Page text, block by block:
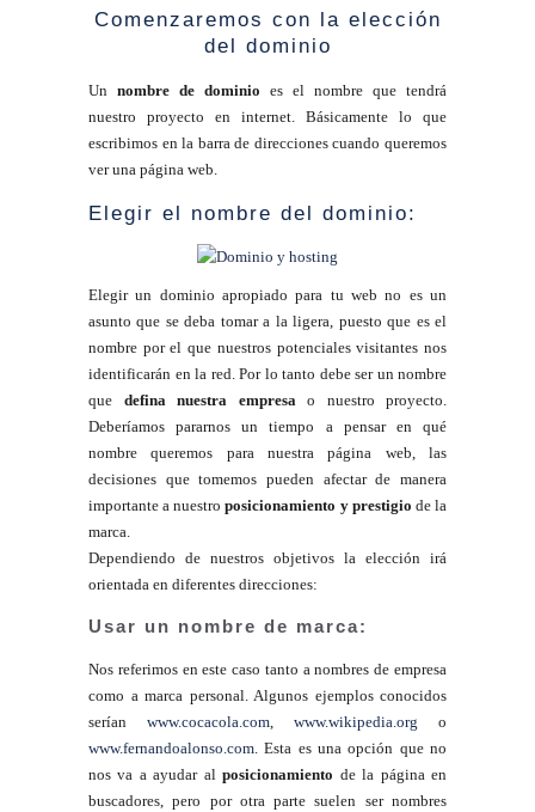
Comenzaremos con la elección
del dominio
Un nombre de dominio es el nombre que tendrá
nuestro proyecto en internet. Básicamente lo que
escribimos en la barra de direcciones cuando queremos
ver una página web.
Elegir el nombre del dominio:
Elegir un dominio apropiado para tu web no es un
asunto que se deba tomar a la ligera, puesto que es el
nombre por el que nuestros potenciales visitantes nos
identificarán en la red. Por lo tanto debe ser un nombre
que defina nuestra empresao nuestro proyecto.
Deberíamos pararnos un tiempo a pensar en qué
nombre queremos para nuestra página web, las
decisiones que tomemos pueden afectar de manera
importante a nuestroposicionamiento y prestigio de la
marca.
Dependiendo de nuestros objetivos la elección irá
orientada en diferentes direcciones:
Usar un nombre de marca:
Nos referimos en este caso tanto a nombres de empresa
como a marca personal. Algunos ejemplos conocidos
serían www.cocacola.com, www.wikipedia.org o
www.fernandoalonso.com. Esta es una opción que no
nos va a ayudar alposicionamiento de la página en
buscadores, pero por otra parte suelen ser nombres